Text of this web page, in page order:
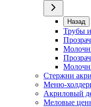
Назад
Трубы
Стержни
Меню-
Акриловый
Меловые